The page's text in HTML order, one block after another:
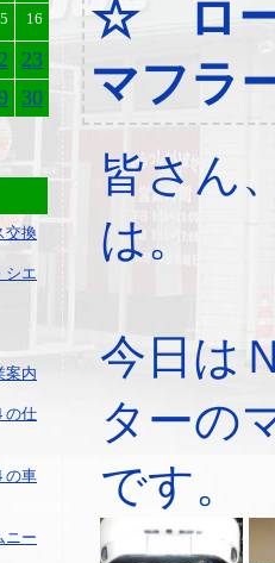
16
23
30
換
エ
内
仕
車
ー
☆ ロー
マフラ
皆さん
は。
今日は
ターの
です。